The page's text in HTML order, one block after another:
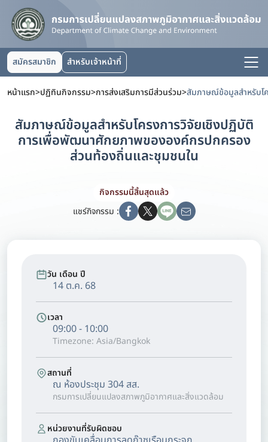
สมัครสมาชิก สำหรับเจ้าหน้าที่
หน้าแรก>ปฏิทินกิจกรรม>การส่งเสริมการมีส่วนร่วม>
สัมภาษณ์ข้อมูลสำหรับโครงการวิจัยเชิงปฏิบัติ
การเพื่อพัฒนาศักยภาพขององค์กรปกครอง
ส่วนท้องถิ่นและชุมชนใน
กิจกรรมนี้สิ้นสุดแล้ว
แชร์กิจกรรม :
วัน เดือน ปี
14 ต.ค. 68
เวลา
09:00 - 10:00
Timezone: Asia/Bangkok
สถานที่
ณ ห้องประชุม 304 สส.
กรมการเปลี่ยนแปลงสภาพภูมิอากาศและสิ่งแวดล้อม
หน่วยงานที่รับผิดชอบ